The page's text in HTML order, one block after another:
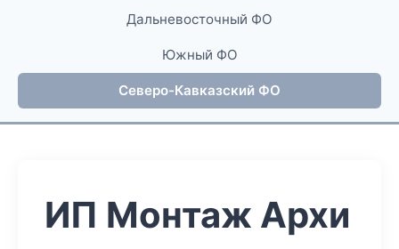
Дальневосточный ФО
Южный ФО
Северо-Кавказский ФО
ИП Монтаж Архи